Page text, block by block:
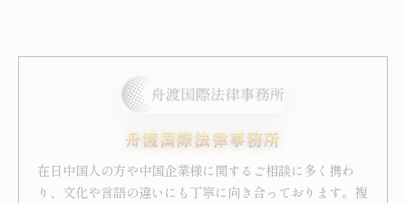
舟渡国際法律事務所
在日中国人の方や中国企業様に関するご相談に多く携わ
り、文化や言語の違いにも丁寧に向き合っております。複